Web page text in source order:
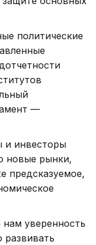
политические
—
и инвесторы
новые рынки,
предсказуемое,
уверенность